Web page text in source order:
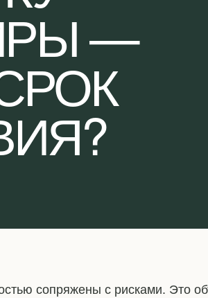
—
сопряжены с рисками. Это